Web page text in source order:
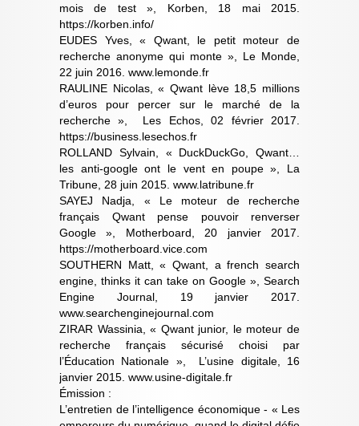
mois de test », Korben, 18 mai 2015.
https://korben.info/
EUDES Yves, « Qwant, le petit moteur de
recherche anonyme qui monte », Le Monde,
22 juin 2016. www.lemonde.fr
RAULINE Nicolas, « Qwant lève 18,5 millions
d’euros pour percer sur le marché de la
recherche », Les Echos, 02 février 2017.
https://business.lesechos.fr
ROLLAND Sylvain, « DuckDuckGo, Qwant…
les anti-google ont le vent en poupe », La
Tribune, 28 juin 2015. www.latribune.fr
SAYEJ Nadja, « Le moteur de recherche
français Qwant pense pouvoir renverser
Google », Motherboard, 20 janvier 2017.
https://motherboard.vice.com
SOUTHERN Matt, « Qwant, a french search
engine, thinks it can take on Google », Search
Engine Journal, 19 janvier 2017.
www.searchenginejournal.com
ZIRAR Wassinia, « Qwant junior, le moteur de
recherche français sécurisé choisi par
l’Éducation Nationale », L’usine digitale, 16
janvier 2015. www.usine-digitale.fr
Émission :
L’entretien de l’intelligence économique - « Les